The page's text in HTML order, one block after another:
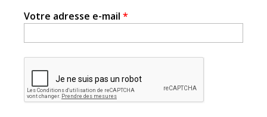
Votre adresse e-mail *